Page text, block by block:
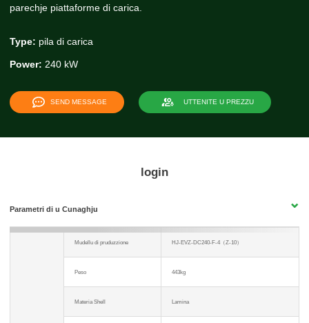
parechje piattaforme di carica.
Type: pila di carica
Power: 240 kW
SEND MESSAGE UTTENITE U PREZZU
login
Parametri di u Cunaghju
Mudellu di pruduzzione HJ-EVZ-DC240-F-4（Z-10）
Peso 443kg
Materia Shell Lamina